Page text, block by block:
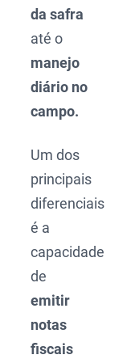
da safra
até o
manejo
diário no
campo.
Um dos
principais
diferenciais
é a
capacidade
de
emitir
notas
fiscais